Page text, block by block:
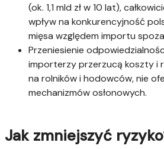
(ok. 1,1 mld zł w 10 lat),
wpływ na konkurencyjność
mięsa względem importu spoza
Przeniesienie
importerzy przerzucą koszty i
na rolników i hodowców, nie
mechanizmów osłonowych.
Jak zmniejszyć